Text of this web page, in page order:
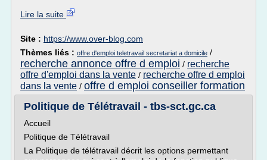
Lire la suite
Site : https://www.over-blog.com
Thèmes liés : offre d'emploi teletravail secretariat a domicile /
recherche annonce offre d emploi / recherche
offre d'emploi dans la vente / recherche offre d emploi
dans la vente / offre d emploi conseiller formation
Politique de Télétravail - tbs-sct.gc.ca
Accueil
Politique de Télétravail
La Politique de télétravail décrit les options permettant